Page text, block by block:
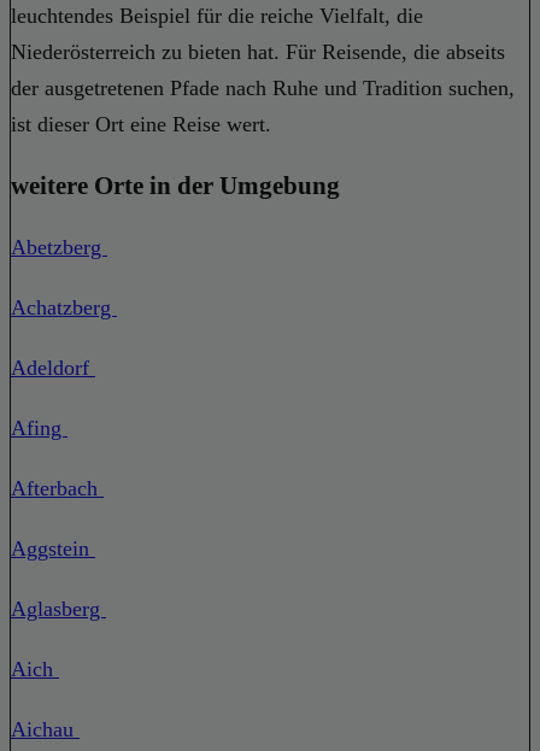
leuchtendes Beispiel für die reiche Vielfalt, die
Niederösterreich zu bieten hat. Für Reisende, die abseits
der ausgetretenen Pfade nach Ruhe und Tradition suchen,
ist dieser Ort eine Reise wert.
weitere Orte in der Umgebung
Abetzberg
Achatzberg
Adeldorf
Afing
Afterbach
Aggstein
Aglasberg
Aich
Aichau